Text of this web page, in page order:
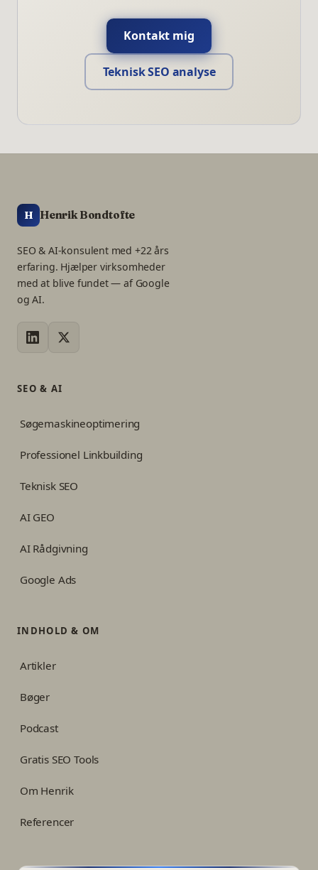
Kontakt mig
Teknisk SEO analyse
H Henrik Bondtofte
SEO & AI-konsulent med +22 års
erfaring. Hjælper virksomheder
med at blive fundet — af Google
og AI.
SEO & AI
Søgemaskineoptimering
Professionel Linkbuilding
Teknisk SEO
AI GEO
AI Rådgivning
Google Ads
INDHOLD & OM
Artikler
Bøger
Podcast
Gratis SEO Tools
Om Henrik
Referencer